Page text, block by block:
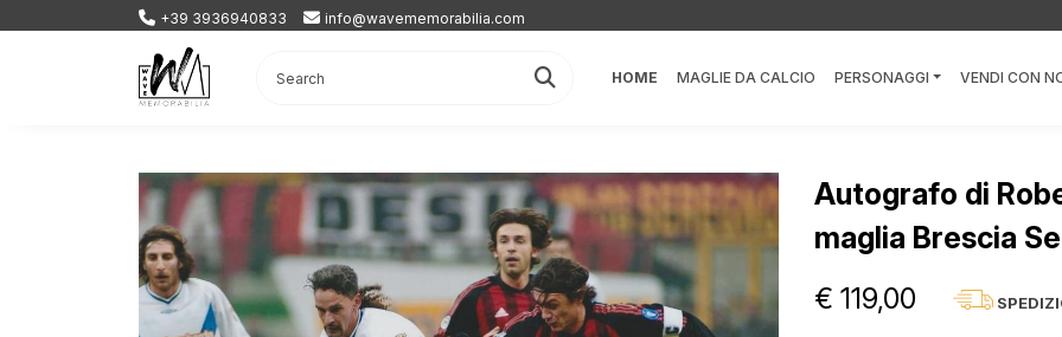
+39 3936940833 info@wavememorabilia.com
HOME MAGLIE DA CALCIO PERSONAGGI VENDI CON
Autografo di
maglia Brescia
€ 119,00